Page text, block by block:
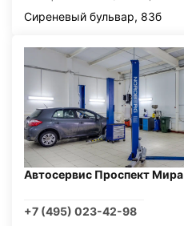
Сиреневый бульвар, 83б
Автосервис Проспект Мира
+7 (495) 023-42-98